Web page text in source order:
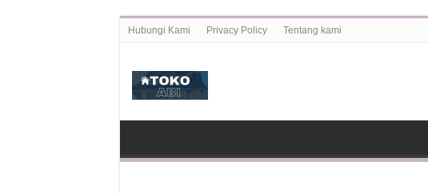
Hubungi Kami Privacy Policy Tentang kami